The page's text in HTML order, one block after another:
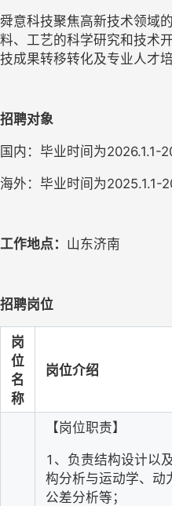
舜意科技聚焦高新技术领域
料、工艺的科学研究和技术
技成果转移转化及专业人才培
招聘对象
国内：毕业时间为2026.1.1-
海外：毕业时间为2025.1.1-
工作地点： 山东济南
招聘岗位
岗
位
名
称
岗位介绍
【岗位职责】
1 、负责结构设计以
构分析与运动学、动
公差分析等；